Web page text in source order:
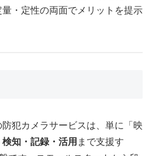
・定性の両面でメリットを提示
犯カメラサービスは、単に「映
知・記録・活用 まで支援す